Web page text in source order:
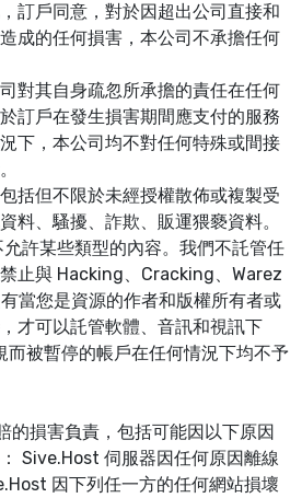
訂戶同意，對於因超出公司直接和
成的任何損害，本公司不承擔任何
對其自身疏忽所承擔的責任在任何
訂戶在發生損害期間應支付的服務
下，本公司均不對任何特殊或間接
括但不限於未經授權散佈或複製受
料、騷擾、詐欺、販運猥褻資料。
許某些類型的內容。我們不託管任
止與 Hacking、Cracking、Warez
當您是資源的作者和版權所有者或
才可以託管軟體、音訊和視訊下
而被暫停的帳戶在任何情況下均不予
的損害負責，包括可能因以下原因
Sive.Host 伺服器因任何原因離線
因下列任一方的任何網站損壞